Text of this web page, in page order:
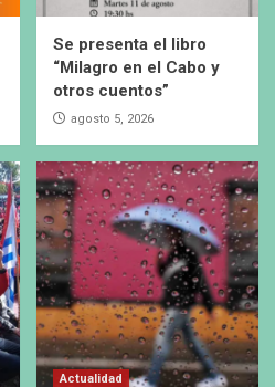
Se presenta el libro
“Milagro en el Cabo y
otros cuentos”
agosto 5, 2026
Actualidad